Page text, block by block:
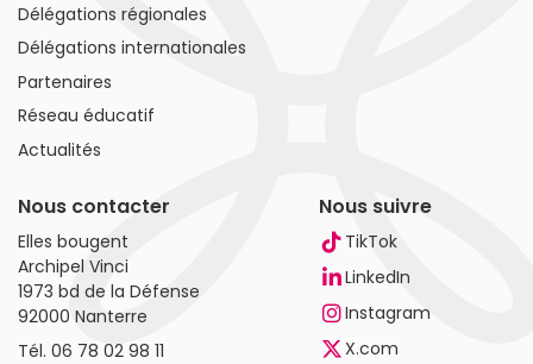
Délégations régionales
Délégations internationales
Partenaires
Réseau éducatif
Actualités
Nous contacter
Elles bougent
Archipel Vinci
1973 bd de la Défense
92000 Nanterre
Tél. 06 78 02 98 11
Nous suivre
TikTok
LinkedIn
Instagram
X.com